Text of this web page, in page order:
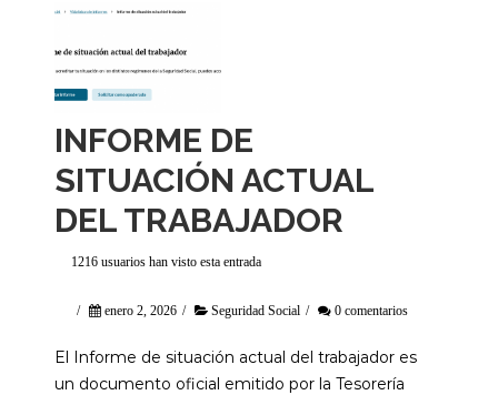
INFORME DE
SITUACIÓN ACTUAL
DEL TRABAJADOR
1216 usuarios han visto esta entrada
/ enero 2, 2026 / Seguridad Social / 0 comentarios
El Informe de situación actual del trabajador es
un documento oficial emitido por la Tesorería